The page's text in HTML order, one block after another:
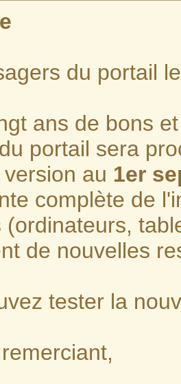
du portail
ans de bons
portail sera
au 1er
complète de
(ordinateurs,
de nouvelles
tester la